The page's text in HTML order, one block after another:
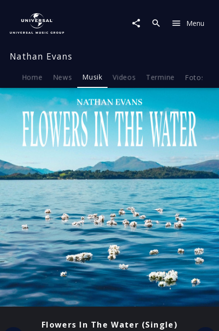
Musik
Flowers
Water
(Single)
Menu
Nathan Evans
Home News Musik Videos Termine Fotos
Flowers In The Water (Single)